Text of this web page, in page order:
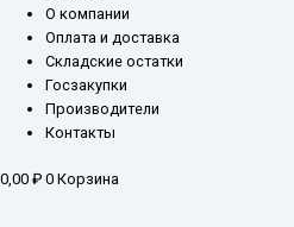
О компании
Оплата и доставка
Складские остатки
Госзакупки
Производители
Контакты
0,00 ₽ 0 Корзина